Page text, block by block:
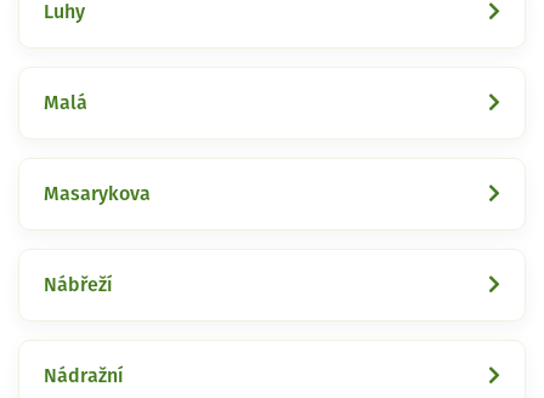
Luhy
Malá
Masarykova
Nábřeží
Nádražní